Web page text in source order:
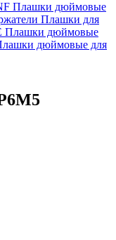
Плашки дюймовые
Плашки для
Плашки дюймовые
дюймовые для